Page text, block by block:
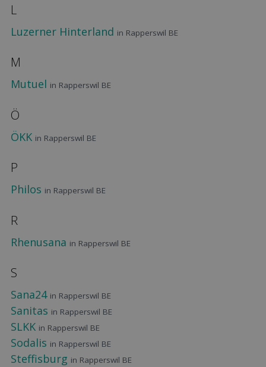
L
Luzerner Hinterland in Rapperswil BE
M
Mutuel in Rapperswil BE
Ö
ÖKK in Rapperswil BE
P
Philos in Rapperswil BE
R
Rhenusana in Rapperswil BE
S
Sana24 in Rapperswil BE
Sanitas in Rapperswil BE
SLKK in Rapperswil BE
Sodalis in Rapperswil BE
Steffisburg in Rapperswil BE